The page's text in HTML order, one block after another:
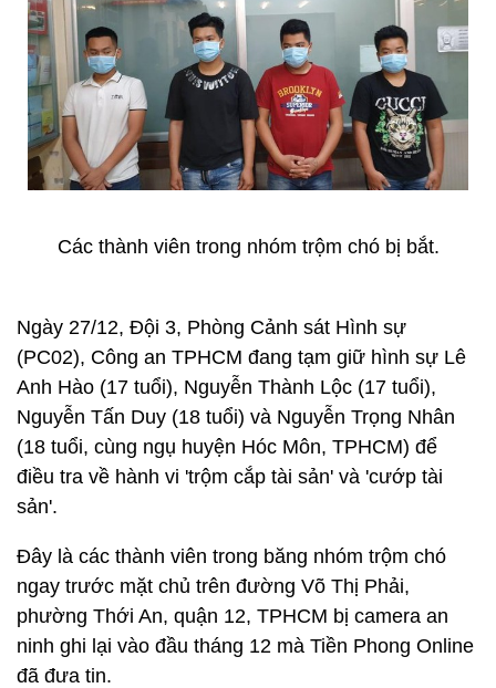
Các thành viên trong nhóm trộm chó bị bắt.
Ngày 27/12, Đội 3, Phòng Cảnh sát Hình sự
(PC02), Công an TPHCM đang tạm giữ hình sự Lê
Anh Hào (17 tuổi), Nguyễn Thành Lộc (17 tuổi),
Nguyễn Tấn Duy (18 tuổi) và Nguyễn Trọng Nhân
(18 tuổi, cùng ngụ huyện Hóc Môn, TPHCM) để
điều tra về hành vi 'trộm cắp tài sản' và 'cướp tài
sản'.
Đây là các thành viên trong băng nhóm trộm chó
ngay trước mặt chủ trên đường Võ Thị Phải,
phường Thới An, quận 12, TPHCM bị camera an
ninh ghi lại vào đầu tháng 12 mà Tiền Phong Online
đã đưa tin.